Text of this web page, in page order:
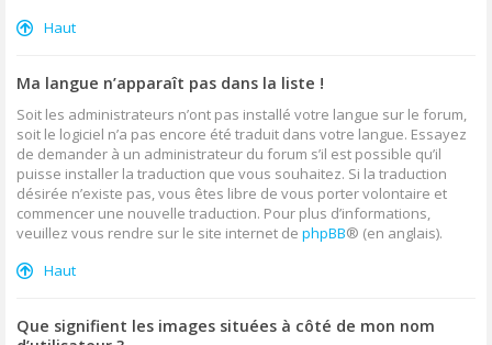
Haut
Ma langue n’apparaît pas dans la liste !
Soit les administrateurs n’ont pas installé votre langue sur le forum,
soit le logiciel n’a pas encore été traduit dans votre langue. Essayez
de demander à un administrateur du forum s’il est possible qu’il
puisse installer la traduction que vous souhaitez. Si la traduction
désirée n’existe pas, vous êtes libre de vous porter volontaire et
commencer une nouvelle traduction. Pour plus d’informations,
veuillez vous rendre sur le site internet de phpBB® (en anglais).
Haut
Que signifient les images situées à côté de mon nom